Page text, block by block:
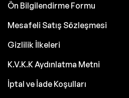
Ön Bilgilendirme Formu
Mesafeli Satış Sözleşmesi
Gizlilik İlkeleri
K.V.K.K Aydınlatma Metni
İptal ve İade Koşulları